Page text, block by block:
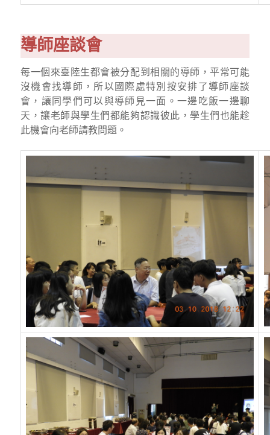
導師座談會
每一個來臺陸生都會被分配到相關的導師，平常可能
沒機會找導師，所以國際處特別按安排了導師座談
會，讓同學們可以與導師見一面。一邊吃飯一邊聊
天，讓老師與學生們都能夠認識彼此，學生們也能趁
此機會向老師請教問題。